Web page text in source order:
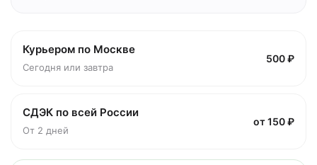
Курьером по Москве
Сегодня или завтра
500 ₽
СДЭК по всей России
От 2 дней
от 150 ₽